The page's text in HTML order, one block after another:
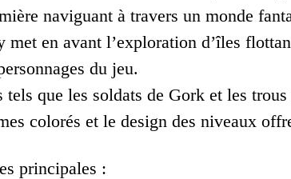
naviguant à travers un monde
met en avant l’exploration d’îles
du jeu.
tels que les soldats de Gork et les
colorés et le design des niveaux
principales :